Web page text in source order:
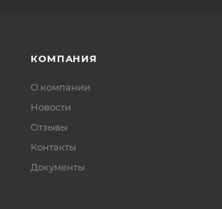
КОМПАНИЯ
О компании
Новости
Отзывы
Контакты
Документы